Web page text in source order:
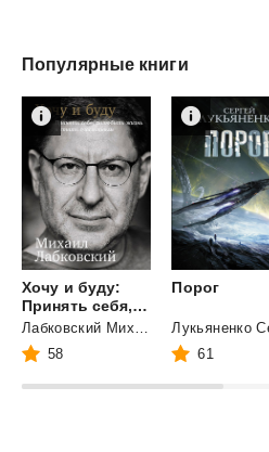
Популярные книги
Хочу и буду:
Принять себя, полюбить жизнь и стать счастливым
58
Порог
61